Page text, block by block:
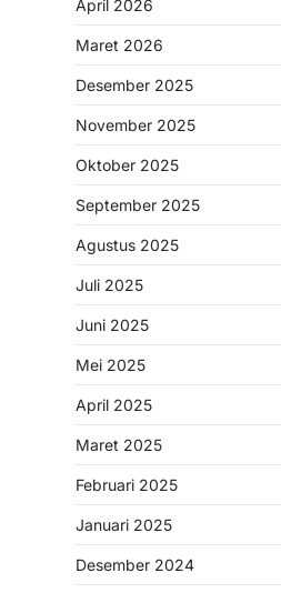
April 2026
Maret 2026
Desember 2025
November 2025
Oktober 2025
September 2025
Agustus 2025
Juli 2025
Juni 2025
Mei 2025
April 2025
Maret 2025
Februari 2025
Januari 2025
Desember 2024